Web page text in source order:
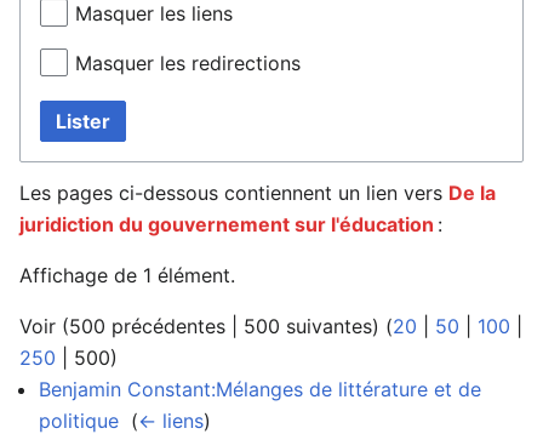
Masquer les liens
Masquer les redirections
Lister
Les pages ci-dessous contiennent un lien vers De la
juridiction du gouvernement sur l'éducation :
Affichage de 1 élément.
Voir (500 précédentes 500 suivantes) (20 50 100
250
500)
Benjamin Constant:Mélanges de littérature et de
politique (← liens)